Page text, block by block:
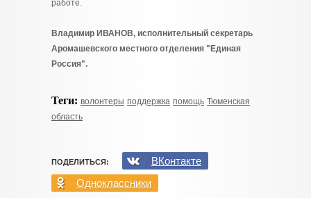
работе.
Владимир ИВАНОВ, исполнительный секретарь
Аромашевского местного отделения "Единая
Россия".
Теги: волонтеры поддержка помощь Тюменская
область
ПОДЕЛИТЬСЯ:
ВКонтакте
Одноклассники